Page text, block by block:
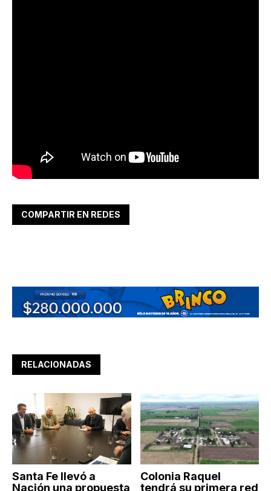
COMPARTIR EN REDES
RELACIONADAS
Santa Fe llevó a
Nación una propuesta
Colonia Raquel
tendrá su primera red